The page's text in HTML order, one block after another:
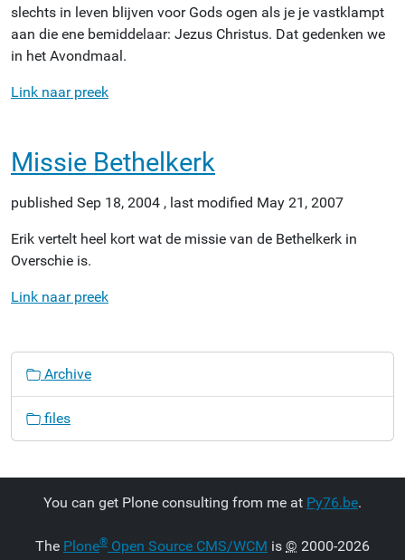
slechts in leven blijven voor Gods ogen als je je vastklampt
aan die ene bemiddelaar: Jezus Christus. Dat gedenken we
in het Avondmaal.
Link naar preek
Missie Bethelkerk
published Sep 18, 2004 , last modified May 21, 2007
Erik vertelt heel kort wat de missie van de Bethelkerk in
Overschie is.
Link naar preek
Archive
files
You can get Plone consulting from me at Py76.be.
The Plone® Open Source CMS/WCM is © 2000-2026